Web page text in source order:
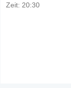
Zeit: 20:30